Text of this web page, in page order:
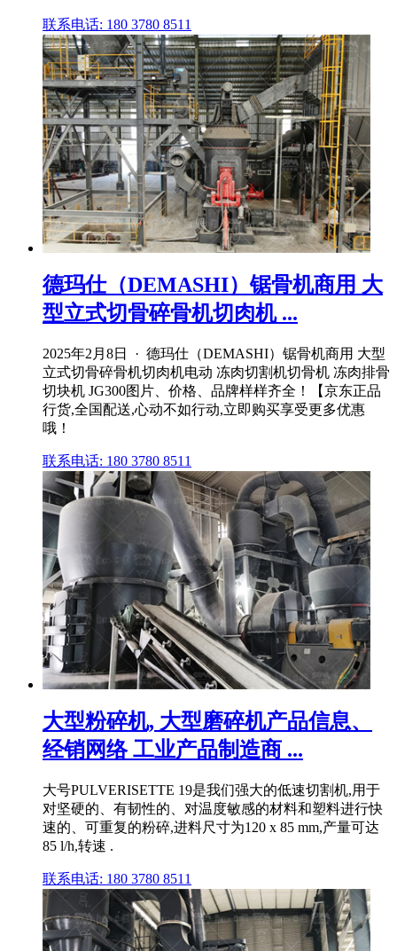
联系电话: 180 3780 8511
德玛仕（DEMASHI）锯骨机商用 大
型立式切骨碎骨机切肉机 ...
2025年2月8日 · 德玛仕（DEMASHI）锯骨机商用 大型
立式切骨碎骨机切肉机电动 冻肉切割机切骨机 冻肉排骨
切块机 JG300图片、价格、品牌样样齐全！【京东正品
行货,全国配送,心动不如行动,立即购买享受更多优惠
哦！
联系电话: 180 3780 8511
大型粉碎机, 大型磨碎机产品信息、
经销网络 工业产品制造商 ...
大号PULVERISETTE 19是我们强大的低速切割机,用于
对坚硬的、有韧性的、对温度敏感的材料和塑料进行快
速的、可重复的粉碎,进料尺寸为120 x 85 mm,产量可达
85 l/h,转速 .
联系电话: 180 3780 8511